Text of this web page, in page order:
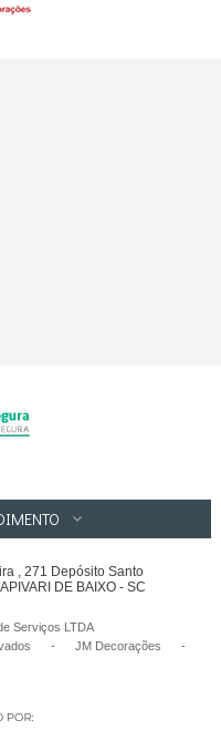
, 271 Depósito Santo
DE BAIXO - SC
Serviços LTDA
- JM Decorações
-